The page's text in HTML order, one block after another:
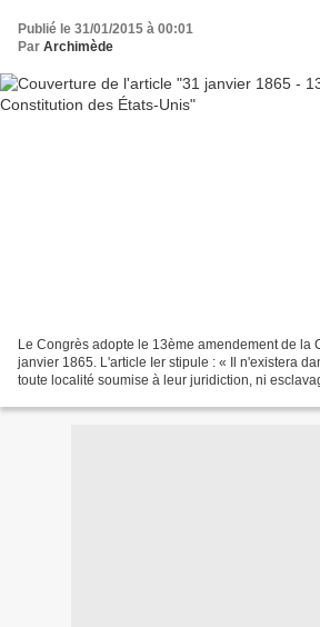
Publié le 31/01/2015 à 00:01
Par Archimède
Le Congrès adopte le 13ème amendement de la
janvier 1865. L'article Ier stipule : « Il n'existera
toute localité soumise à leur juridiction, ni